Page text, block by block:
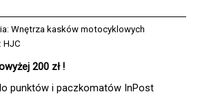
Wnętrza kasków motocyklowych
HJC
200 zł !
punktów i paczkomatów InPost